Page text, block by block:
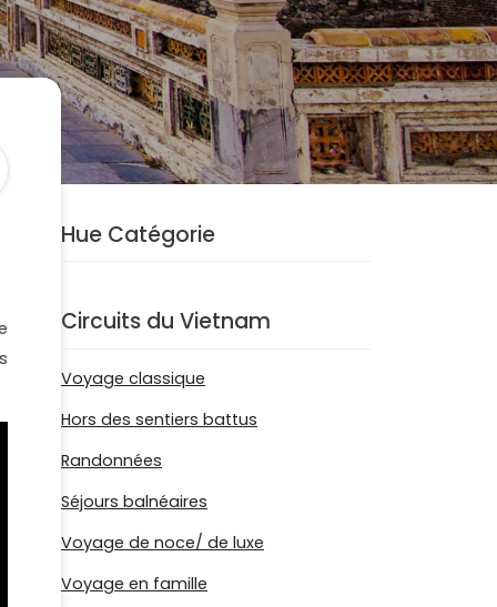
Hue Catégorie
Circuits du Vietnam
Voyage classique
Hors des sentiers battus
Randonnées
Séjours balnéaires
Voyage de noce/ de luxe
Voyage en famille